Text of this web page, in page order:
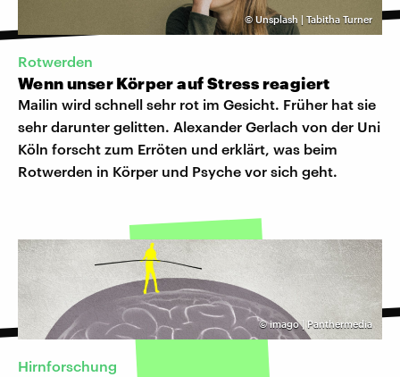
©Unsplash | Tabitha Turner
Rotwerden
Wenn unser Körper auf Stress reagiert
Mailin wird schnell sehr rot im Gesicht. Früher hat sie
sehr darunter gelitten. Alexander Gerlach von der Uni
Köln forscht zum Erröten und erklärt, was beim
Rotwerden in Körper und Psyche vor sich geht.
©imago | Panthermedia
Hirnforschung